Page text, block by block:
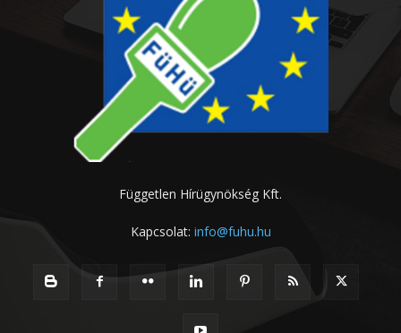
Független Hírügynökség Kft.
Kapcsolat: info@fuhu.hu